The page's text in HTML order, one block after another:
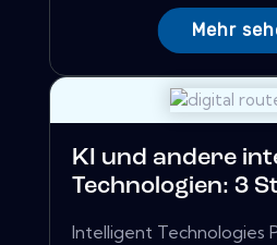
Mehr
KI und andere
Technologien: 3
Intelligent Technologies